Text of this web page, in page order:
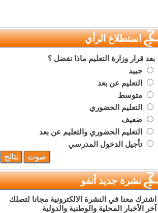
استطلاع الرأي
بعد قرار وزارة التعليم ماذا تفضل ؟
جييد
التعليم عن بعد
متوسط
التعليم الحضوري
ضعيف
التعليم الحضوري والتعليم عن بعد
تأجيل الدخول المدرسي
نشرة جديد أنفو
اشترك معنا في النشرة الالكترونية مجانا لتصلك
آخر الأخبار المحلية والوطنية والدولية